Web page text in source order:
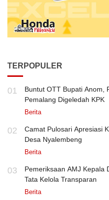
TERPOPULER
01
Buntut OTT Bupati Anom,
Pemalang Digeledah KPK
Berita
02
Camat Pulosari Apresiasi
Desa Nyalembeng
Berita
03
Pemeriksaan AMJ Kepala
Tata Kelola Transparan
Berita